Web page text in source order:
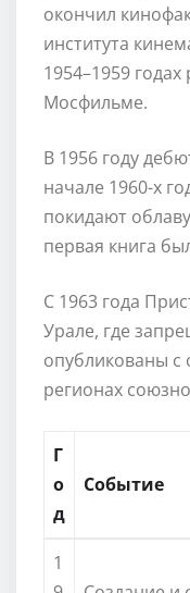
окончил
института
1954–1959
Мосфильме.
В 1956 году
начале 1960-х
покидают
первая книга
С 1963 года
Урале, где
опубликованы с
регионах
Г
о
д
Событие
1